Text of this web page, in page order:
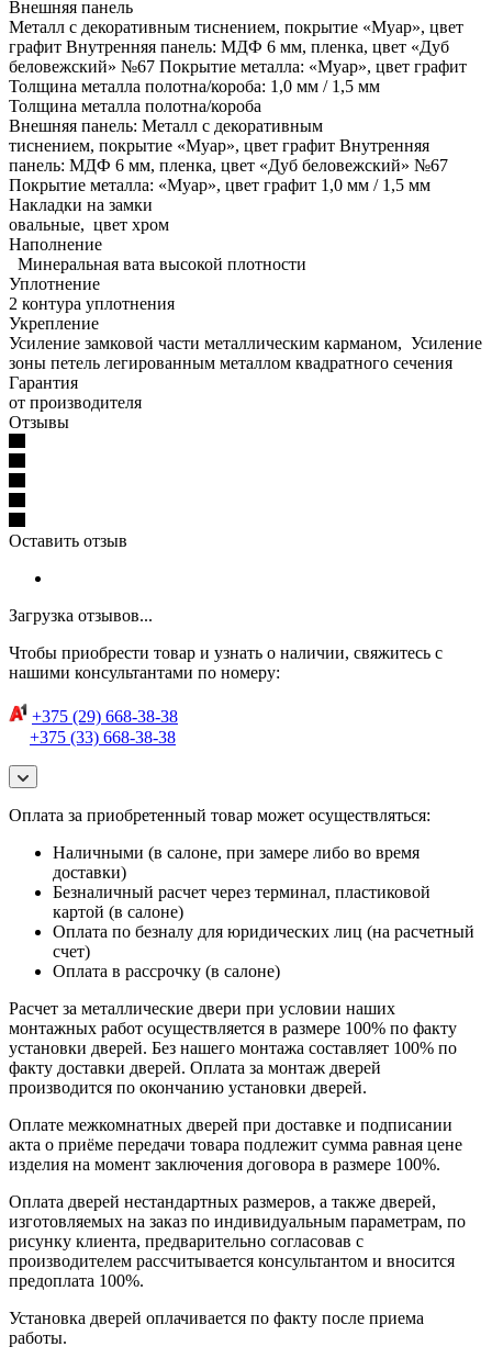
Внешняя панель
Металл с декоративным тиснением, покрытие «Муар», цвет
графит Внутренняя панель: МДФ 6 мм, пленка, цвет «Дуб
беловежский» №67 Покрытие металла: «Муар», цвет графит
Толщина металла полотна/короба: 1,0 мм / 1,5 мм
Толщина металла полотна/короба
Внешняя панель: Металл с декоративным
тиснением, покрытие «Муар», цвет графит Внутренняя
панель: МДФ 6 мм, пленка, цвет «Дуб беловежский» №67
Покрытие металла: «Муар», цвет графит 1,0 мм / 1,5 мм
Накладки на замки
овальные, цвет хром
Наполнение
​ Минеральная вата высокой плотности
Уплотнение
2 контура уплотнения
Укрепление
Усиление замковой части металлическим карманом, Усиление
зоны петель легированным металлом квадратного сечения
Гарантия
от производителя
Отзывы
Оставить отзыв
Загрузка отзывов...
Чтобы приобрести товар и узнать о наличии, свяжитесь с
нашими консультантами по номеру:
+375 (29) 668-38-38
+375 (33) 668-38-38
Оплата за приобретенный товар может осуществляться:
Наличными (в салоне, при замере либо во время
доставки)
Безналичный расчет через терминал, пластиковой
картой (в салоне)
Оплата по безналу для юридических лиц (на расчетный
счет)
Оплата в рассрочку (в салоне)
Расчет за металлические двери при условии наших
монтажных работ осуществляется в размере 100% по факту
установки дверей. Без нашего монтажа составляет 100% по
факту доставки дверей. Оплата за монтаж дверей
производится по окончанию установки дверей.
Оплате межкомнатных дверей при доставке и подписании
акта о приёме передачи товара подлежит сумма равная цене
изделия на момент заключения договора в размере 100%.
Оплата дверей нестандартных размеров, а также дверей,
изготовляемых на заказ по индивидуальным параметрам, по
рисунку клиента, предварительно согласовав с
производителем рассчитывается консультантом и вносится
предоплата 100%.
Установка дверей оплачивается по факту после приема
работы.